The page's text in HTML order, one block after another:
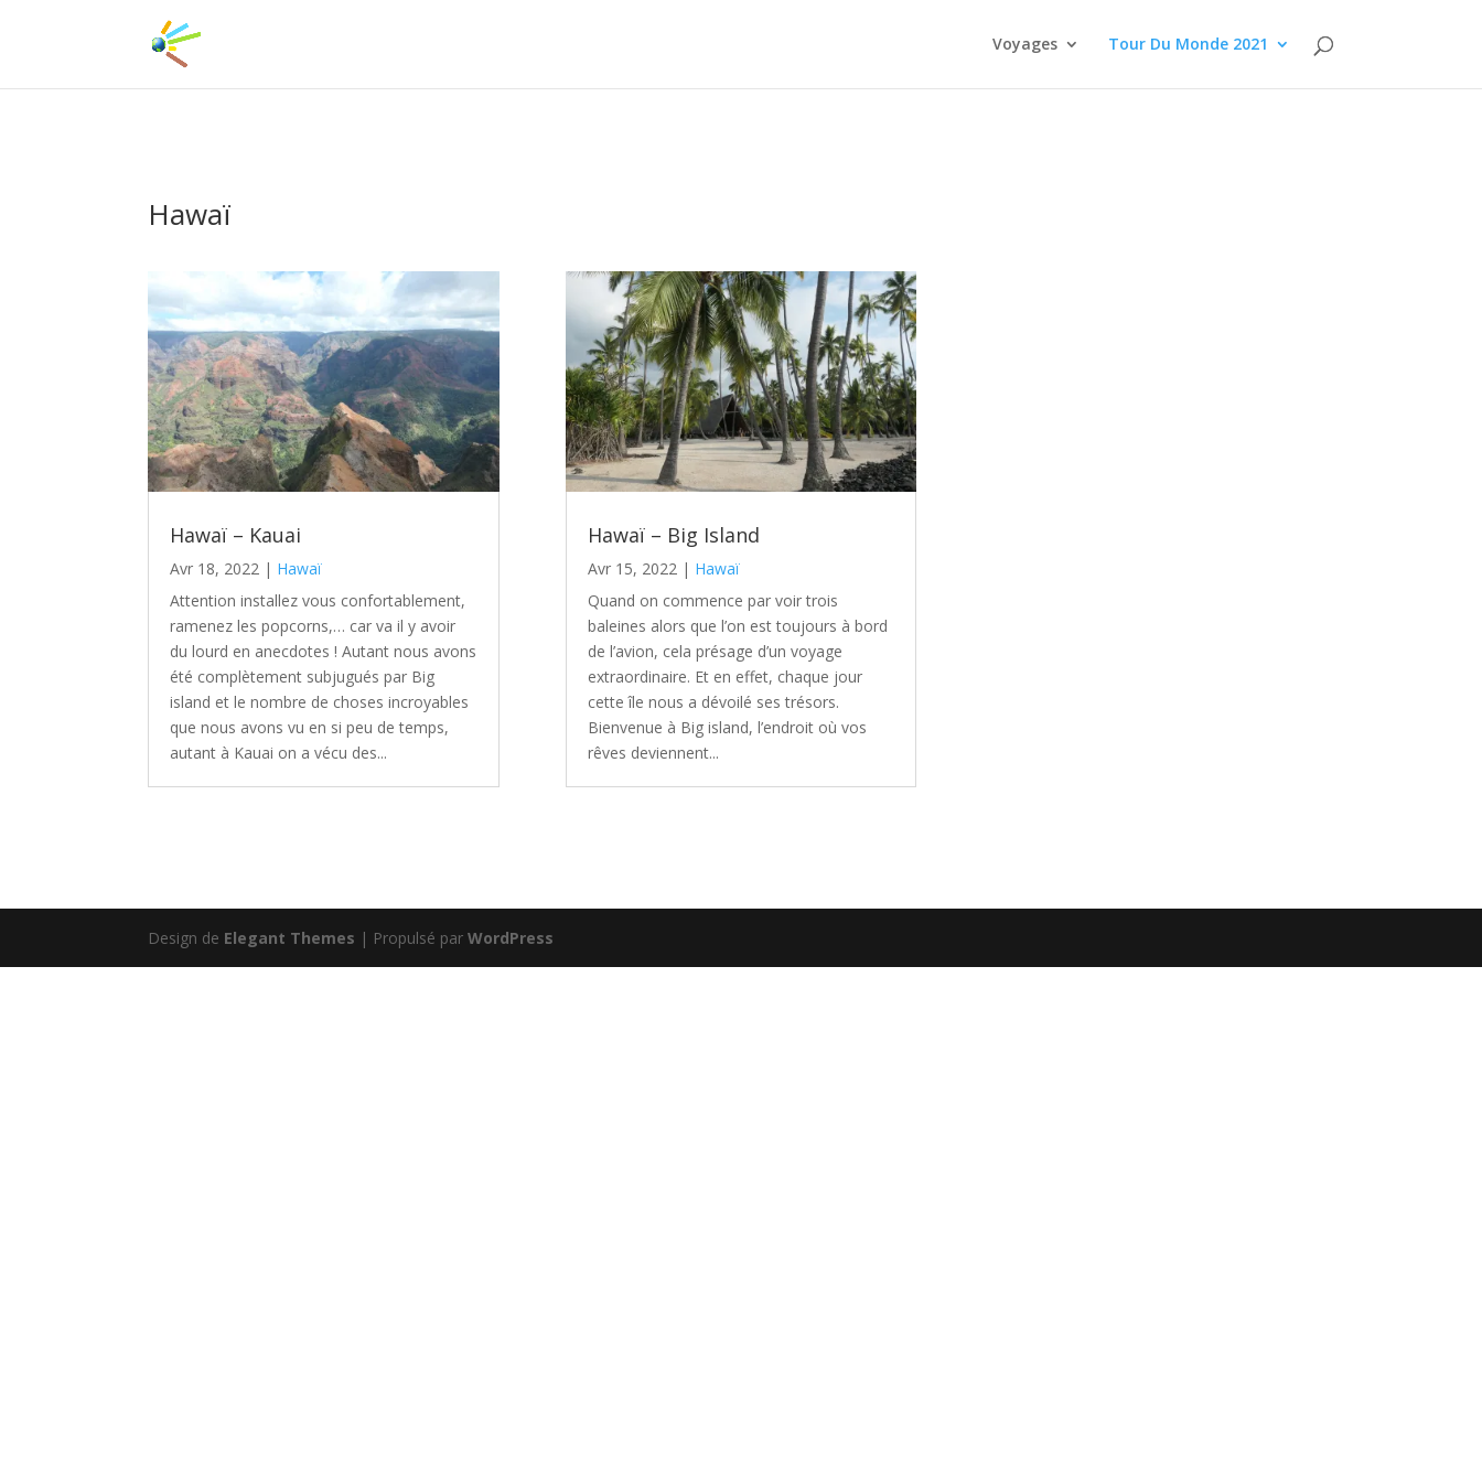
Voyages Tour Du Monde 2021
Hawaï
Hawaï – Kauai
Avr 18, 2022 | Hawaï
Attention installez vous confortablement,
ramenez les popcorns,… car va il y avoir
du lourd en anecdotes ! Autant nous avons
été complètement subjugués par Big
island et le nombre de choses incroyables
que nous avons vu en si peu de temps,
autant à Kauai on a vécu des...
Hawaï – Big Island
Avr 15, 2022 | Hawaï
Quand on commence par voir trois
baleines alors que l’on est toujours à bord
de l’avion, cela présage d’un voyage
extraordinaire. Et en effet, chaque jour
cette île nous a dévoilé ses trésors.
Bienvenue à Big island, l’endroit où vos
rêves deviennent...
Design de Elegant Themes | Propulsé parWordPress